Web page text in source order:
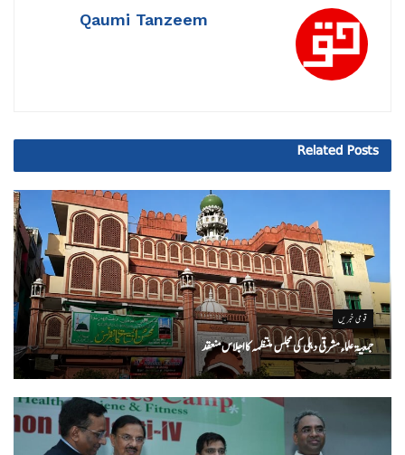
Qaumi Tanzeem
Related Posts
قومی خبریں
جمعیۃ علماء مشرقی دہلی کی مجلس منتظمہ کا اجلاس منعقد